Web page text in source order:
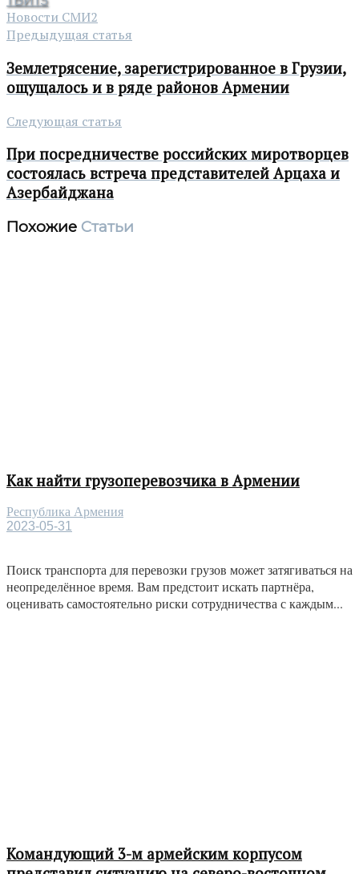
Новости СМИ2
Предыдущая статья
Землетрясение, зарегистрированное в Грузии,
ощущалось и в ряде районов Армении
Следующая статья
При посредничестве российских миротворцев
состоялась встреча представителей Арцаха и
Азербайджана
Похожие Статьи
Как найти грузоперевозчика в Армении
Республика Армения
2023-05-31
Поиск транспорта для перевозки грузов может затягиваться на
неопределённое время. Вам предстоит искать партнёра,
оценивать самостоятельно риски сотрудничества с каждым...
Командующий 3-м армейским корпусом